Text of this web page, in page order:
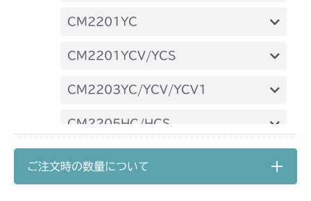
Assy(NO.1570228～)
本体 FIG24 ステアリング
Assy(NO.1550736～)
CM2201YC
本体 FIG17 ステアリング
CM2201YCV/YCS
本体 FIG19 ステアリング
CM2203YC/YCV/YCV1
本体 FIG17 ステアリング
CM2205HC/HCS
本体 FIG13 ステアリングASSY
ご注文時の数量について